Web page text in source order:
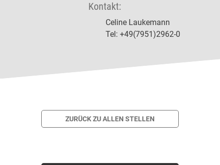
Kontakt:
Celine Laukemann
Tel: +49(7951)2962-0
ZURÜCK ZU ALLEN STELLEN